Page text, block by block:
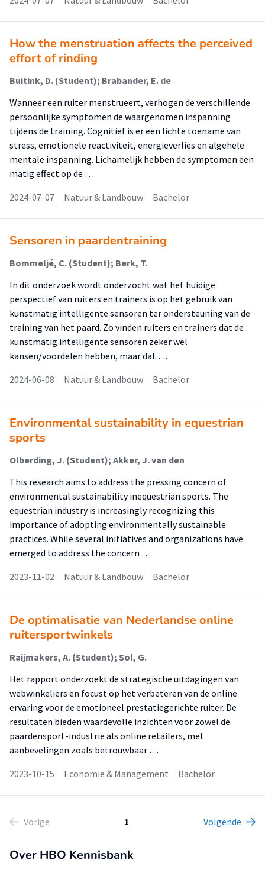
How the menstruation affects the perceived
effort of rinding
Buitink, D. (Student); Brabander, E. de
Wanneer een ruiter menstrueert, verhogen de verschillende
persoonlijke symptomen de waargenomen inspanning
tijdens de training. Cognitief is er een lichte toename van
stress, emotionele reactiviteit, energieverlies en algehele
mentale inspanning. Lichamelijk hebben de symptomen een
matig effect op de …
2024-07-07
Natuur & Landbouw Bachelor
Sensoren in paardentraining
Bommeljé, C. (Student); Berk, T.
In dit onderzoek wordt onderzocht wat het huidige
perspectief van ruiters en trainers is op het gebruik van
kunstmatig intelligente sensoren ter ondersteuning van de
training van het paard. Zo vinden ruiters en trainers dat de
kunstmatig intelligente sensoren zeker wel
kansen/voordelen hebben, maar dat …
2024-06-08
Natuur & Landbouw Bachelor
Environmental sustainability in equestrian
sports
Olberding, J. (Student); Akker, J. van den
This research aims to address the pressing concern of
environmental sustainability inequestrian sports. The
equestrian industry is increasingly recognizing this
importance of adopting environmentally sustainable
practices. While several initiatives and organizations have
emerged to address the concern …
2023-11-02
Natuur & Landbouw Bachelor
De optimalisatie van Nederlandse online
ruitersportwinkels
Raijmakers, A. (Student); Sol, G.
Het rapport onderzoekt de strategische uitdagingen van
webwinkeliers en focust op het verbeteren van de online
ervaring voor de emotioneel prestatiegerichte ruiter. De
resultaten bieden waardevolle inzichten voor zowel de
paardensport-industrie als online retailers, met
aanbevelingen zoals betrouwbaar …
2023-10-15
Economie & Management Bachelor
Vorige 1 Volgende
Over HBO Kennisbank